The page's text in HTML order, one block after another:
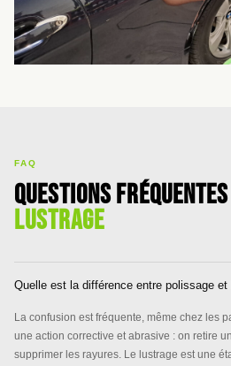
FAQ
Questions
lustrage
Quelle est la différence entre polissage et
La confusion est fréquente, même chez les
une action corrective et abrasive : on retire
supprimer les rayures. Le lustrage est une